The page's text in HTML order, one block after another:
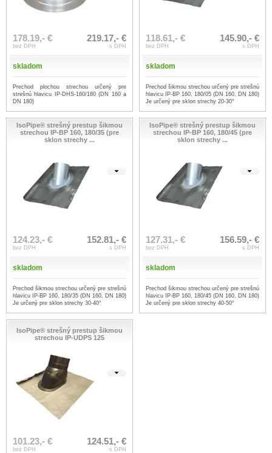
178.19,- €
bez DPH
219.17,- €
s DPH
skladom
Prechod plochou strechou určený pre
strešnú hlavicu IP-DHS-160/180 (DN 160 a
DN 180)
118.61,- €
bez DPH
145.90,- €
s DPH
skladom
Prechod šikmou strechou určený pre strešnú
hlavicu IP-BP 160, 180/05 (DN 160, DN 180)
Je určený pre sklon strechy 20-30°
IsoPipe® strešný prestup šikmou
strechou IP-BP 160, 180/35 (pre
sklon strechy ...
124.23,- €
bez DPH
152.81,- €
s DPH
skladom
Prechod šikmou strechou určený pre strešnú
hlavicu IP-BP 160, 180/35 (DN 160, DN 180)
Je určený pre sklon strechy 30-40°
IsoPipe® strešný prestup šikmou
strechou IP-BP 160, 180/45 (pre
sklon strechy ...
127.31,- €
bez DPH
156.59,- €
s DPH
skladom
Prechod šikmou strechou určený pre strešnú
hlavicu IP-BP 160, 180/45 (DN 160, DN 180)
Je určený pre sklon strechy 40-50°
IsoPipe® strešný prestup šikmou
strechou IP-UDPS 125
101.23,- €
bez DPH
124.51,- €
s DPH